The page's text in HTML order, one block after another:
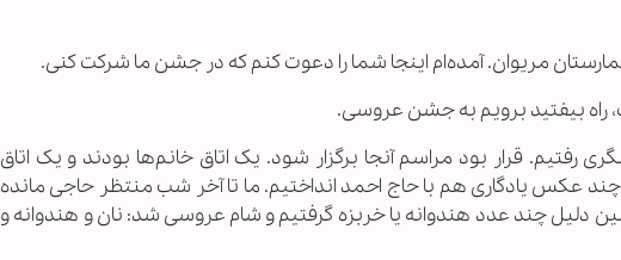
مریوان. آمده‌ام اینجا شما را دعوت کنم که در جشن ما شرکت کنی.
راه بیفتید برویم به جشن عروسى.
قرار بود مراسم آنجا برگزار شود. یک اتاق خانم‌ها بودند و یک اتاق
عکس یادگاری هم با حاج احمد انداختیم. ما تا آخر شب منتظر حاجى مانده
دلیل چند عدد هندوانه یا خربزه گرفتیم و شام عروسی شد: نان و هندوانه و